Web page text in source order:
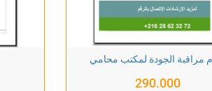
مراقبة الجودة لمكتب محامي
290.000